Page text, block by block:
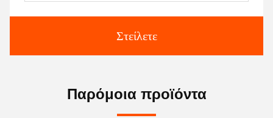
Στείλετε
Παρόμοια προϊόντα